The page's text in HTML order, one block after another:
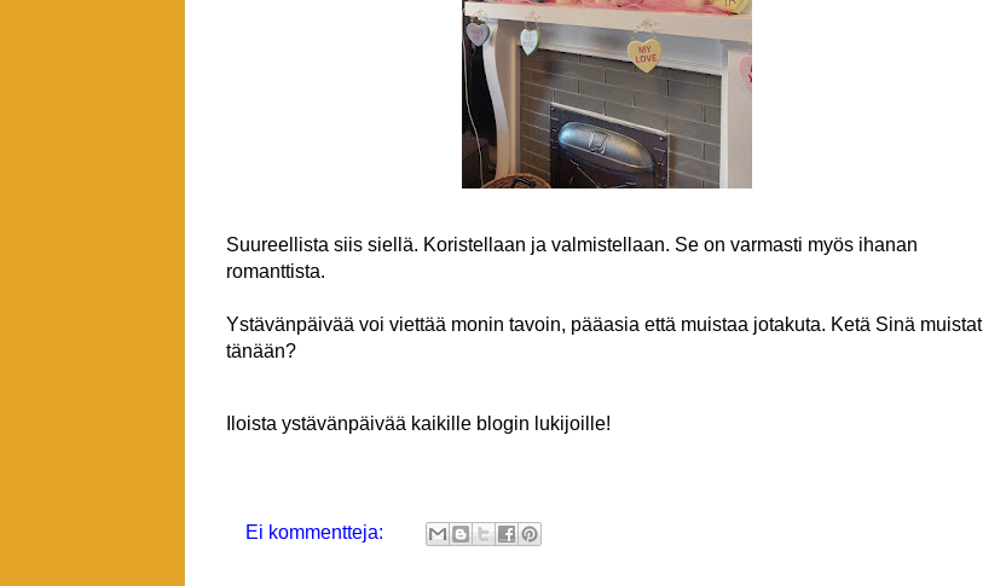
Suureellista siis siellä. Koristellaan ja valmistellaan. Se on varmasti myös ihanan
romanttista.
Ystävänpäivää voi viettää monin tavoin, pääasia että muistaa jotakuta. Ketä Sinä muistat
tänään?
Iloista ystävänpäivää kaikille blogin lukijoille!
Ei kommentteja: